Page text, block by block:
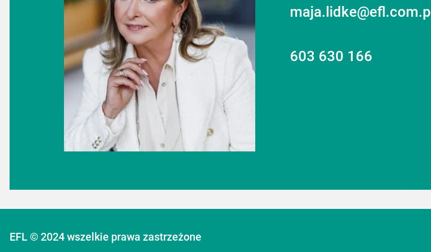
maja.lidke@efl.com.pl
603 630 166
EFL © 2024 wszelkie prawa zastrzeżone